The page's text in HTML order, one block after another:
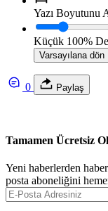
Yazı Boyutunu
Küçük 100%
Varsayılana dön
0 Paylaş
Tamamen Ücretsiz
Yeni haberlerden
posta aboneliğini